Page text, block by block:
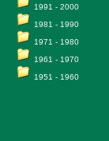
1991 - 2000
1981 - 1990
1971 - 1980
1961 - 1970
1951 - 1960